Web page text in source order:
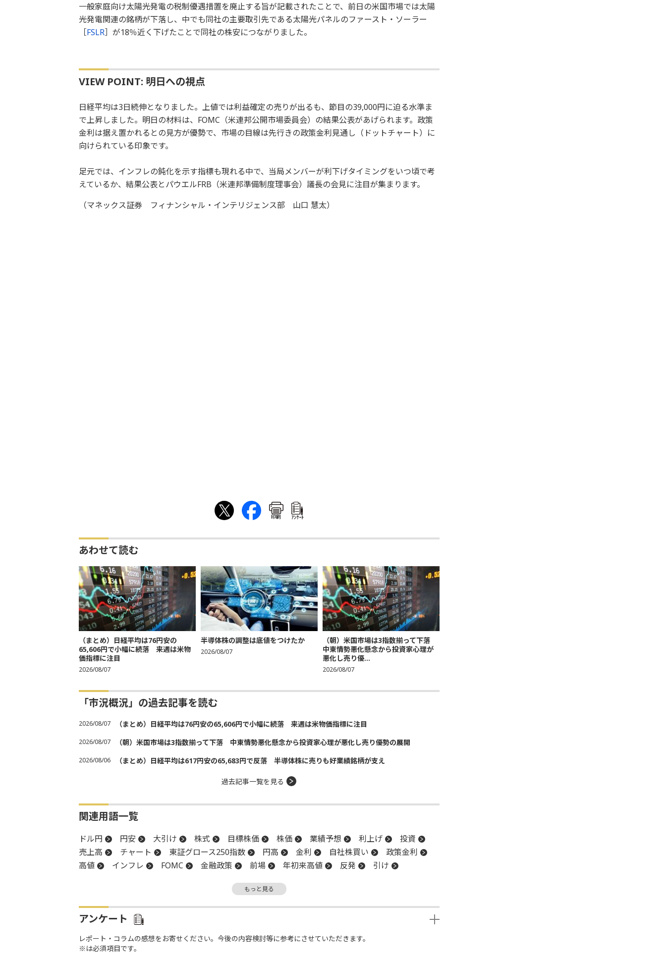
一般家庭向け太陽光発電の税制優遇措置を廃止する旨が記載されたことで、前日の米国市場では太陽
光発電関連の銘柄が下落し、中でも同社の主要取引先である太陽光パネルのファースト・ソーラー
［FSLR］が18％近く下げたことで同社の株安につながりました。
VIEW POINT: 明日への視点
日経平均は3日続伸となりました。上値では利益確定の売りが出るも、節目の39,000円に迫る水準ま
で上昇しました。明日の材料は、FOMC（米連邦公開市場委員会）の結果公表があげられます。政策
金利は据え置かれるとの見方が優勢で、市場の目線は先行きの政策金利見通し（ドットチャート）に
向けられている印象です。
足元では、インフレの鈍化を示す指標も現れる中で、当局メンバーが利下げタイミングをいつ頃で考
えているか、結果公表とパウエルFRB（米連邦準備制度理事会）議長の会見に注目が集まります。
（マネックス証券 フィナンシャル・インテリジェンス部 山口 慧太）
印刷 ｱﾝｹｰﾄ
あわせて読む
（まとめ）日経平均は76円安の
65,606円で小幅に続落 来週は米物
価指標に注目
2026/08/07
半導体株の調整は底値をつけたか
2026/08/07
（朝）米国市場は3指数揃って下落
中東情勢悪化懸念から投資家心理が
悪化し売り優...
2026/08/07
「市況概況」の過去記事を読む
2026/08/07 （まとめ）日経平均は76円安の65,606円で小幅に続落 来週は米物価指標に注目
2026/08/07 （朝）米国市場は3指数揃って下落 中東情勢悪化懸念から投資家心理が悪化し売り優勢の展開
2026/08/06 （まとめ）日経平均は617円安の65,683円で反落 半導体株に売りも好業績銘柄が支え
過去記事一覧を見る
関連用語一覧
ドル円 円安 大引け 株式 目標株価 株価 業績予想 利上げ
投資
売上高
チャート 東証グロース250指数 円高 金利 自社株買い
政策金利
高値
インフレ FOMC 金融政策 前場 年初来高値 反発
引け
続伸 高値引け
もっと見る
アンケート
レポート・コラムの感想をお寄せください。今後の内容検討等に参考にさせていただきます。
※は必須項目です。